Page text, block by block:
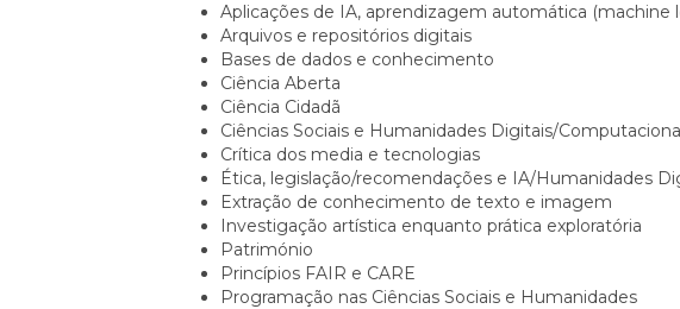
Aplicações de IA, aprendizagem automática (machine
Arquivos e repositórios digitais
Bases de dados e conhecimento
Ciência Aberta
Ciência Cidadã
Ciências Sociais e Humanidades Digitais/
Crítica dos media e tecnologias
Ética, legislação/recomendações e IA/Humanidades
Extração de conhecimento de texto e imagem
Investigação artística enquanto prática exploratória
Património
Princípios FAIR e CARE
Programação nas Ciências Sociais e Humanidades